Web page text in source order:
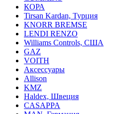
КОРА
Tirsan Kardan, Турция
KNORR BREMSE
LENDI RENZO
Williams Controls, США
GAZ
VOITH
Аксессуары
Allison
KMZ
Haldex, Швеция
CASAPPA